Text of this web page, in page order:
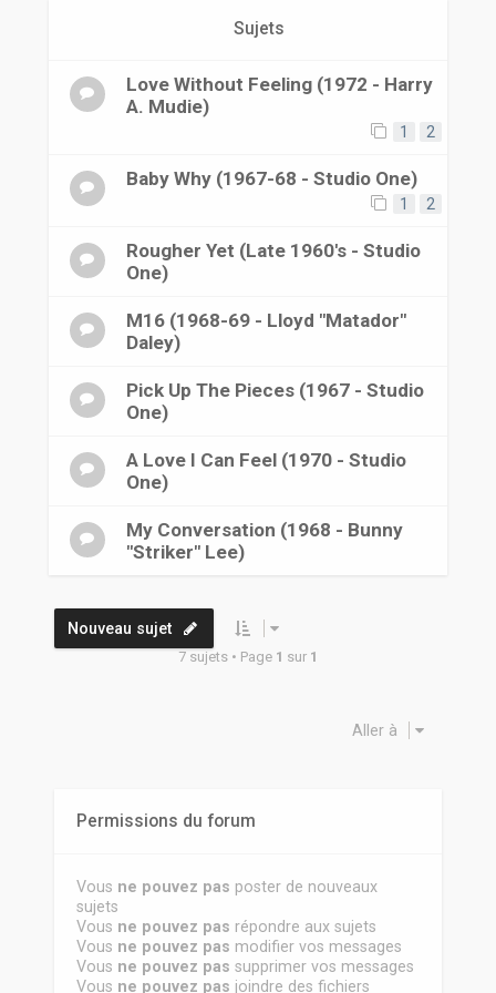
Sujets
Love Without Feeling (1972 - Harry
A. Mudie)
1 2
Baby Why (1967-68 - Studio One)
1 2
Rougher Yet (Late 1960's - Studio
One)
M16 (1968-69 - Lloyd "Matador"
Daley)
Pick Up The Pieces (1967 - Studio
One)
A Love I Can Feel (1970 - Studio
One)
My Conversation (1968 - Bunny
"Striker" Lee)
Nouveau sujet
7 sujets • Page 1 sur 1
Aller à
Permissions du forum
Vous ne pouvez pas poster de nouveaux
sujets
Vous ne pouvez pas répondre aux sujets
Vous ne pouvez pas modifier vos messages
Vous ne pouvez pas supprimer vos messages
Vous ne pouvez pas joindre des fichiers